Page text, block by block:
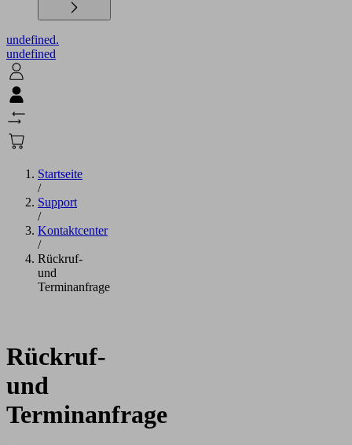
undefined.
undefined
Startseite
/
Support
/
Kontaktcenter
/
Rückruf-
und
Terminanfrage
Rückruf-
und
Terminanfrage